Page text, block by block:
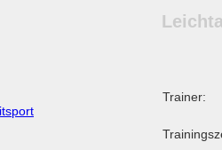
Trainer: